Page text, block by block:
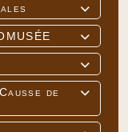




de